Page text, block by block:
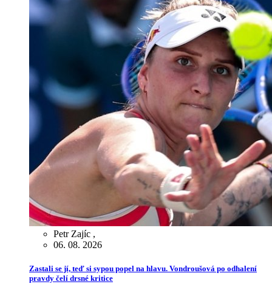
Petr Zajíc ,
06. 08. 2026
Zastali se jí, teď si sypou popel na hlavu. Vondroušová po odhalení
pravdy čelí drsné kritice